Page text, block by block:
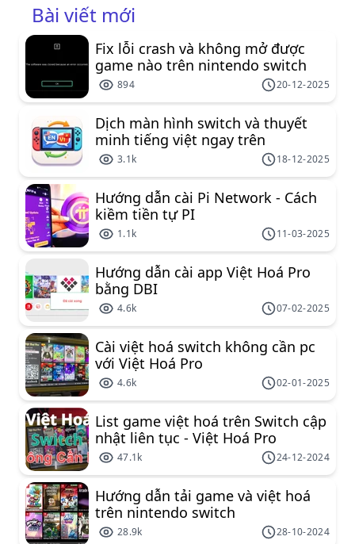
Bài viết mới
Fix lỗi crash và không mở được
game nào trên nintendo switch
894 20-12-2025
Dịch màn hình switch và thuyết
minh tiếng việt ngay trên
nintendo switch
3.1k 18-12-2025
Hướng dẫn cài Pi Network - Cách
kiềm tiền tự PI
1.1k 11-03-2025
Hướng dẫn cài app Việt Hoá Pro
bằng DBI
4.6k 07-02-2025
Cài việt hoá switch không cần pc
với Việt Hoá Pro
4.6k 02-01-2025
List game việt hoá trên Switch cập
nhật liên tục - Việt Hoá Pro
47.1k 24-12-2024
Hướng dẫn tải game và việt hoá
trên nintendo switch
28.9k 28-10-2024